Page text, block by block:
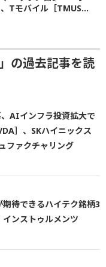
Tモバイル［TMUS...
の過去記事を読
AIインフラ投資拡大で
］、SKハイニックス
ファクチャリング
期待できるハイテク銘柄3
ンストゥルメンツ